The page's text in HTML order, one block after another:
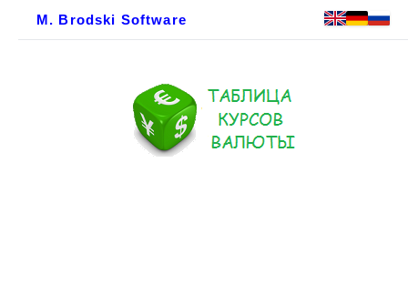
M. Brodski Software